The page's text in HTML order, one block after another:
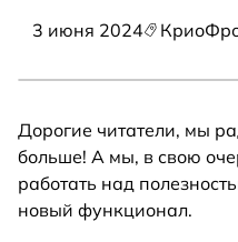
3 июня 2024
Дорогие читатели, мы
больше! А мы, в свою
работать над
новый функционал.